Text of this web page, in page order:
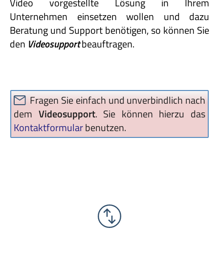
Unternehmen einsetzen wollen und dazu
Beratung und Support benötigen, so können Sie
den Videosupportbeauftragen.
Fragen Sie einfach und unverbindlich nach
dem Videosupport. Sie können hierzu das
Kontaktformularbenutzen.